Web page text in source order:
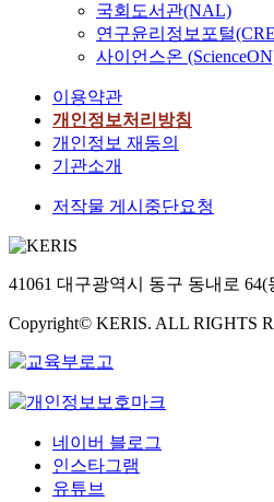
국회도서관(NAL)
연구윤리정보포털
사이언스온
이용약관
개인정보처리방침
개인정보 재동의
기관소개
저작물 게시중단요청
41061 대구광역시 동구 동내로 64(
Copyright© KERIS. ALL RIGHTS
네이버 블로그
인스타그램
유튜브